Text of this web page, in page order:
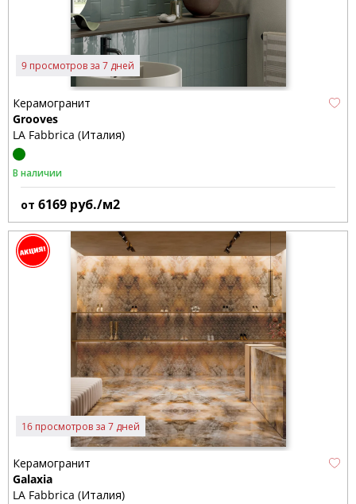
9 просмотров за 7 дней
Керамогранит
Grooves
LA Fabbrica (Италия)
В наличии
от 6169 руб./м2
16 просмотров за 7 дней
Керамогранит
Galaxia
LA Fabbrica (Италия)